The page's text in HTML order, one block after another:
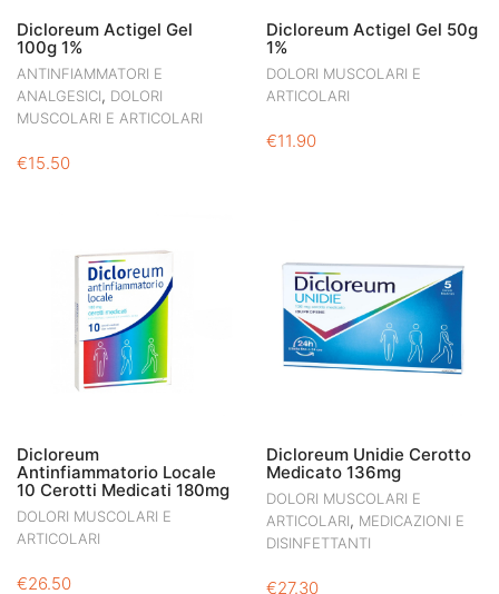
Dicloreum Actigel Gel
100g 1%
ANTINFIAMMATORI E
ANALGESICI, DOLORI
MUSCOLARI E ARTICOLARI
€15.50
Dicloreum Actigel Gel 50g
1%
DOLORI MUSCOLARI E
ARTICOLARI
€11.90
Dicloreum
Antinfiammatorio Locale
10 Cerotti Medicati 180mg
DOLORI MUSCOLARI E
ARTICOLARI
€26.50
Dicloreum Unidie Cerotto
Medicato 136mg
DOLORI MUSCOLARI E
ARTICOLARI, MEDICAZIONI E
DISINFETTANTI
€27.30